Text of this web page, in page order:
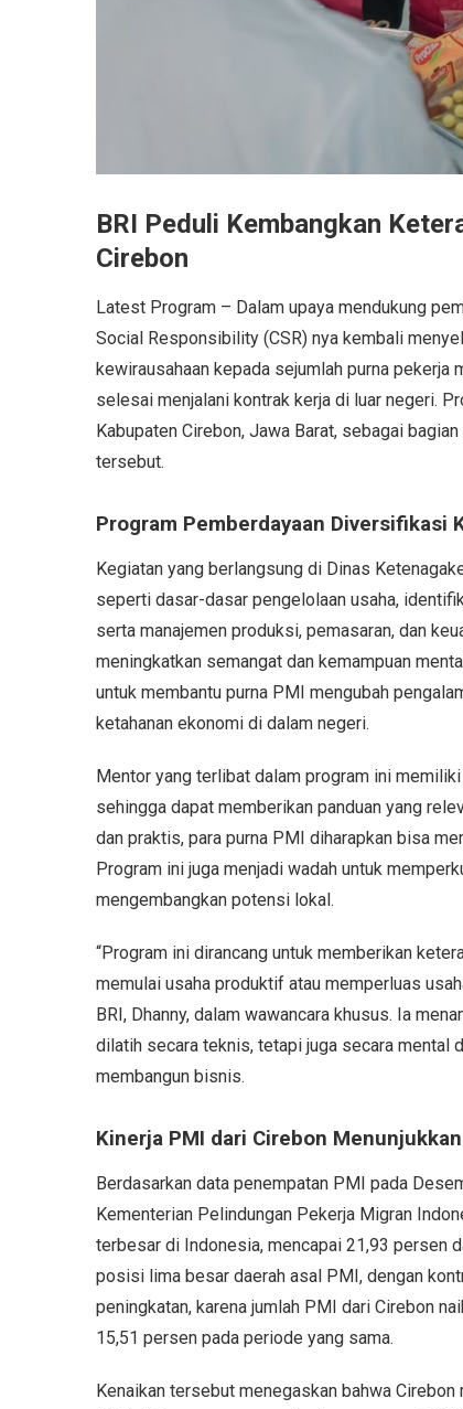
BRI Peduli Kembangkan
Cirebon
Latest Program – Dalam upaya mendukung
Social Responsibility (CSR) nya kembali
kewirausahaan kepada sejumlah purna
selesai menjalani kontrak kerja di luar negeri.
Kabupaten Cirebon, Jawa Barat, sebagai
tersebut.
Program Pemberdayaan Diversifikasi
Kegiatan yang berlangsung di Dinas
seperti dasar-dasar pengelolaan usaha,
serta manajemen produksi, pemasaran, dan
meningkatkan semangat dan kemampuan
untuk membantu purna PMI mengubah
ketahanan ekonomi di dalam negeri.
Mentor yang terlibat dalam program ini
sehingga dapat memberikan panduan yang
dan praktis, para purna PMI diharapkan bisa
Program ini juga menjadi wadah untuk
mengembangkan potensi lokal.
“Program ini dirancang untuk memberikan
memulai usaha produktif atau memperluas
BRI, Dhanny, dalam wawancara khusus. Ia
dilatih secara teknis, tetapi juga secara mental
membangun bisnis.
Kinerja PMI dari Cirebon
Berdasarkan data penempatan PMI pada
Kementerian Pelindungan Pekerja Migran
terbesar di Indonesia, mencapai 21,93 persen
posisi lima besar daerah asal PMI, dengan
peningkatan, karena jumlah PMI dari Cirebon
15,51 persen pada periode yang sama.
Kenaikan tersebut menegaskan bahwa